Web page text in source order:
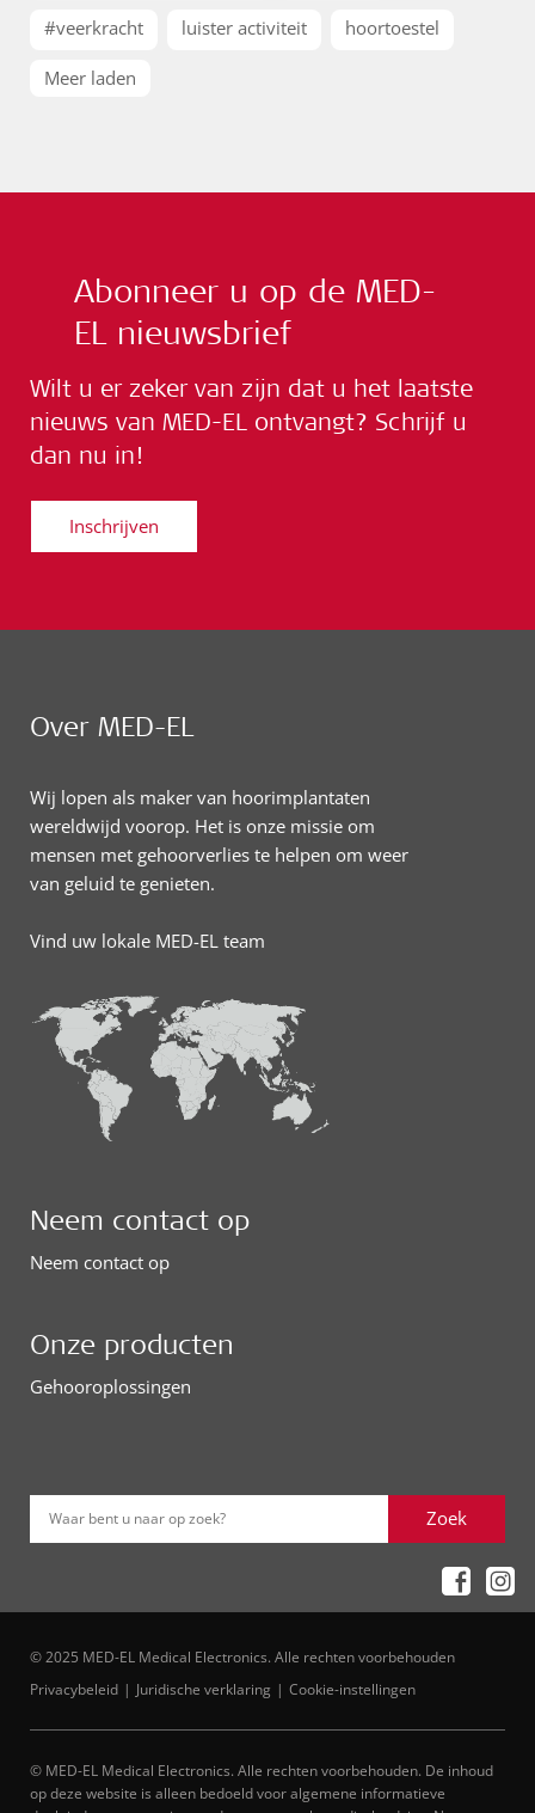
#veerkracht luister activiteit hoortoestel
Meer laden
Abonneer u op de MED-
EL nieuwsbrief
Wilt u er zeker van zijn dat u het laatste
nieuws van MED-EL ontvangt? Schrijf u
dan nu in!
Inschrijven
Over MED-EL
Wij lopen als maker van hoorimplantaten
wereldwijd voorop. Het is onze missie om
mensen met gehoorverlies te helpen om weer
van geluid te genieten.
Vind uw lokale MED-EL team
Neem contact op
Neem contact op
Onze producten
Gehooroplossingen
Waar bent u naar op zoek? Zoek
© 2025 MED-EL Medical Electronics. Alle rechten voorbehouden
Privacybeleid
Juridische verklaring Cookie-instellingen
© MED-EL Medical Electronics. Alle rechten voorbehouden. De inhoud
op deze website is alleen bedoeld voor algemene informatieve